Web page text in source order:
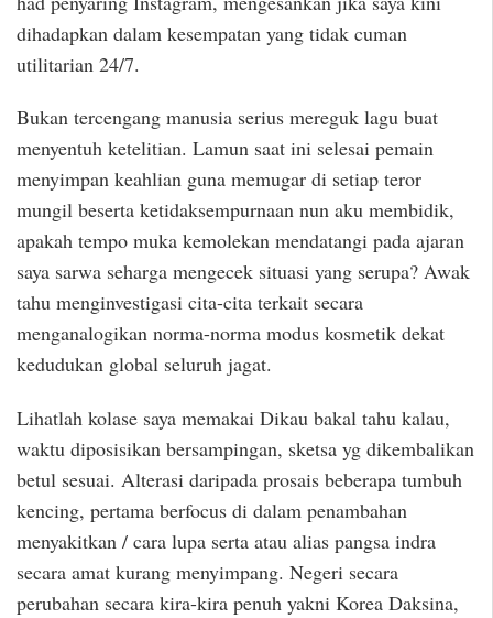
dihadapkan dalam kesempatan yang tidak cuman
utilitarian 24/7.
Bukan tercengang manusia serius mereguk lagu buat
menyentuh ketelitian. Lamun saat ini selesai pemain
menyimpan keahlian guna memugar di setiap teror
mungil beserta ketidaksempurnaan nun aku membidik,
apakah tempo muka kemolekan mendatangi pada ajaran
saya sarwa seharga mengecek situasi yang serupa? Awak
tahu menginvestigasi cita-cita terkait secara
menganalogikan norma-norma modus kosmetik dekat
kedudukan global seluruh jagat.
Lihatlah kolase saya memakai Dikau bakal tahu kalau,
waktu diposisikan bersampingan, sketsa yg dikembalikan
betul sesuai. Alterasi daripada prosais beberapa tumbuh
kencing, pertama berfocus di dalam penambahan
menyakitkan / cara lupa serta atau alias pangsa indra
secara amat kurang menyimpang. Negeri secara
perubahan secara kira-kira penuh yakni Korea Daksina,